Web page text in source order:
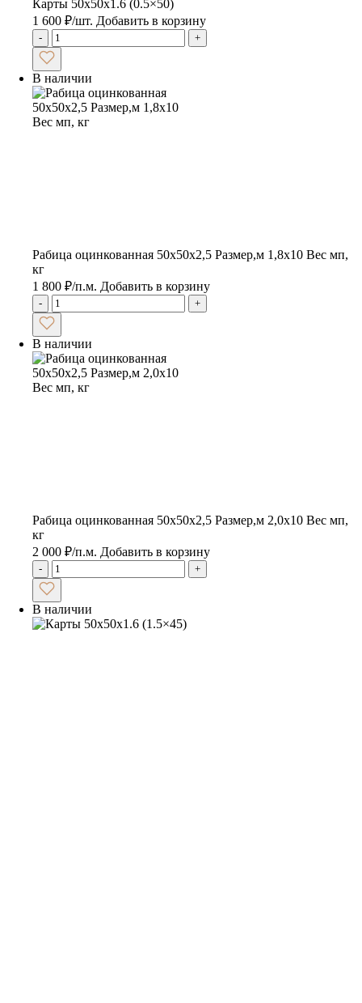
Карты 50x50x1.6 (0.5×50)
1 600 ₽/шт. Добавить в корзину
- +
В наличии
Рабица оцинкованная 50х50х2,5 Размер,м 1,8х10 Вес мп,
кг
1 800 ₽/п.м. Добавить в корзину
- +
В наличии
Рабица оцинкованная 50х50х2,5 Размер,м 2,0х10 Вес мп,
кг
2 000 ₽/п.м. Добавить в корзину
- +
В наличии